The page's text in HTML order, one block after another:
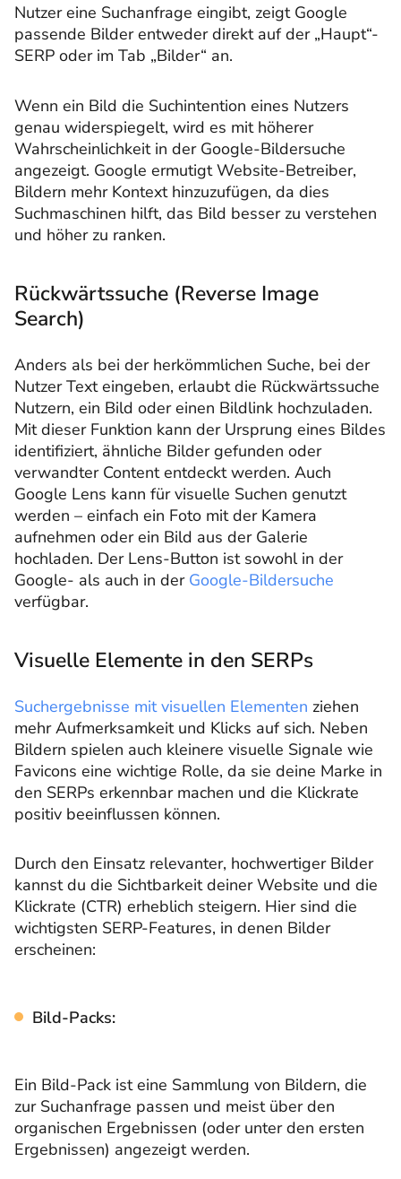
Nutzer eine Suchanfrage eingibt, zeigt Google
passende Bilder entweder direkt auf der „Haupt“-
SERP oder im Tab „Bilder“ an.
Wenn ein Bild die Suchintention eines Nutzers
genau widerspiegelt, wird es mit höherer
Wahrscheinlichkeit in der Google-Bildersuche
angezeigt. Google ermutigt Website-Betreiber,
Bildern mehr Kontext hinzuzufügen, da dies
Suchmaschinen hilft, das Bild besser zu verstehen
und höher zu ranken.
Rückwärtssuche (Reverse Image
Search)
Anders als bei der herkömmlichen Suche, bei der
Nutzer Text eingeben, erlaubt die Rückwärtssuche
Nutzern, ein Bild oder einen Bildlink hochzuladen.
Mit dieser Funktion kann der Ursprung eines Bildes
identifiziert, ähnliche Bilder gefunden oder
verwandter Content entdeckt werden. Auch
Google Lens kann für visuelle Suchen genutzt
werden – einfach ein Foto mit der Kamera
aufnehmen oder ein Bild aus der Galerie
hochladen. Der Lens-Button ist sowohl in der
Google- als auch in der Google-Bildersuche
verfügbar.
Visuelle Elemente in den SERPs
Suchergebnisse mit visuellen Elementen ziehen
mehr Aufmerksamkeit und Klicks auf sich. Neben
Bildern spielen auch kleinere visuelle Signale wie
Favicons eine wichtige Rolle, da sie deine Marke in
den SERPs erkennbar machen und die Klickrate
positiv beeinflussen können.
Durch den Einsatz relevanter, hochwertiger Bilder
kannst du die Sichtbarkeit deiner Website und die
Klickrate (CTR) erheblich steigern. Hier sind die
wichtigsten SERP-Features, in denen Bilder
erscheinen:
Bild-Packs:
Ein Bild-Pack ist eine Sammlung von Bildern, die
zur Suchanfrage passen und meist über den
organischen Ergebnissen (oder unter den ersten
Ergebnissen) angezeigt werden.